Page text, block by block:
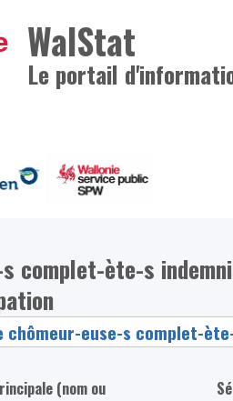
WalStat
Le portail
complet-ète-s
(nom ou